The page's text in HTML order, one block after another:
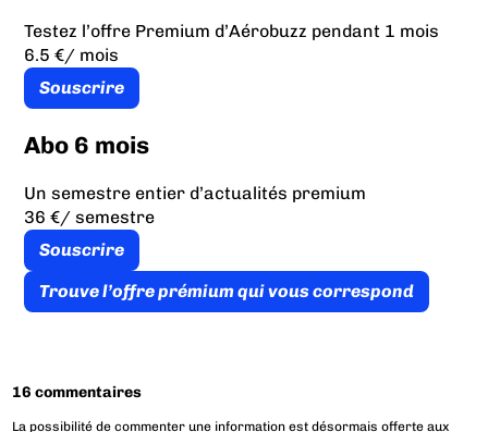
Testez l’offre Premium d’Aérobuzz pendant 1 mois
6.5 €/ mois
Souscrire
Abo 6 mois
Un semestre entier d’actualités premium
36 €/ semestre
Souscrire
Trouve l’offre prémium qui vous correspond
16 commentaires
La possibilité de commenter une information est désormais offerte aux